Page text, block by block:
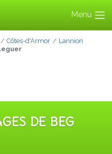
Menu
Côtes-d'Armor
Lannion
DE BEG